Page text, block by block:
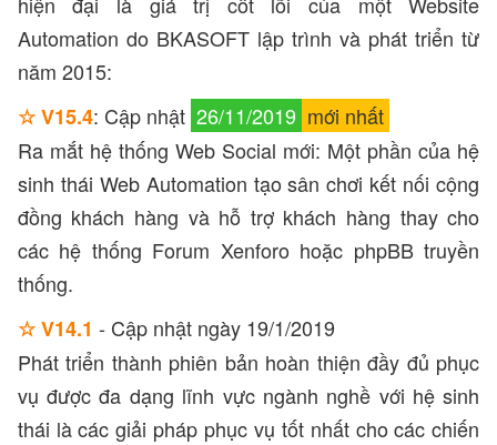
Automation do BKASOFT lập trình và phát triển từ
năm 2015:
☆ V15.4: Cập nhật 26/11/2019 mới nhất
Ra mắt hệ thống Web Social mới: Một phần của hệ
sinh thái Web Automation tạo sân chơi kết nối cộng
đồng khách hàng và hỗ trợ khách hàng thay cho
các hệ thống Forum Xenforo hoặc phpBB truyền
thống.
☆ V14.1 - Cập nhật ngày 19/1/2019
Phát triển thành phiên bản hoàn thiện đầy đủ phục
vụ được đa dạng lĩnh vực ngành nghề với hệ sinh
thái là các giải pháp phục vụ tốt nhất cho các chiến